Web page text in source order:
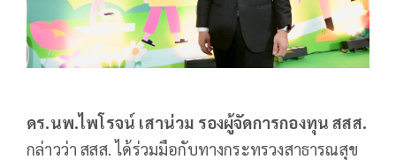
ดร.นพ.ไพโรจน์ เสาน่วม รองผู้จัดการกองทุน สสส.
กล่าวว่า สสส. ได้ร่วมมือกับทางกระทรวงสาธารณสุข